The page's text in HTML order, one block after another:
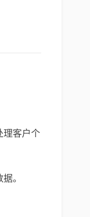
理客户个
。